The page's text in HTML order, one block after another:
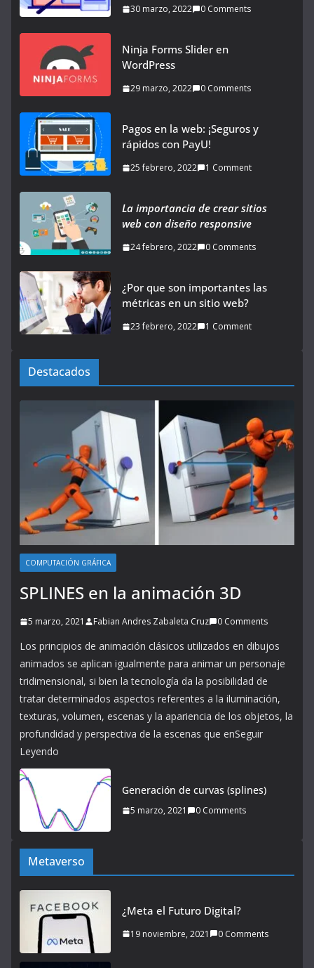
30 marzo, 2022 0 Comments
Ninja Forms Slider en
WordPress
29 marzo, 2022 0 Comments
Pagos en la web: ¡Seguros y
rápidos con PayU!
25 febrero, 2022 1 Comment
La importancia de crear sitios
web con diseño responsive
24 febrero, 2022 0 Comments
¿Por que son importantes las
métricas en un sitio web?
23 febrero, 2022 1 Comment
Destacados
COMPUTACIÓN GRÁFICA
SPLINES en la animación 3D
5 marzo, 2021 Fabian Andres Zabaleta Cruz 0 Comments
Los principios de animación clásicos utilizados en dibujos
animados se aplican igualmente para animar un personaje
tridimensional, si bien la tecnología da la posibilidad de
tratar determinados aspectos referentes a la iluminación,
texturas, volumen, escenas y la apariencia de los objetos, la
profundidad y perspectiva de la escenas que enSeguir
Leyendo
Generación de curvas (splines)
5 marzo, 2021 0 Comments
Metaverso
¿Meta el Futuro Digital?
19 noviembre, 2021 0 Comments